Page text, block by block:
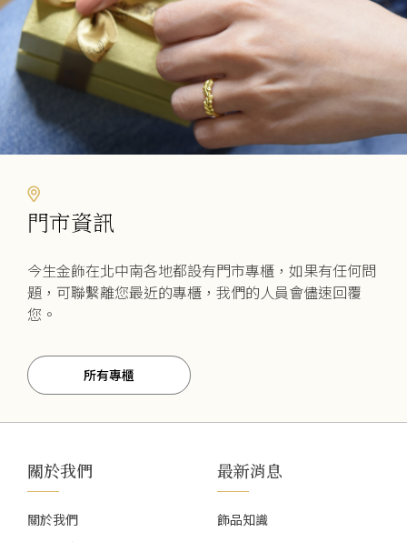
門市資訊
今生金飾在北中南各地都設有門市專櫃，如果有任何問
題，可聯繫離您最近的專櫃，我們的人員會儘速回覆
您。
所有專櫃
關於我們
關於我們
最新消息
飾品知識